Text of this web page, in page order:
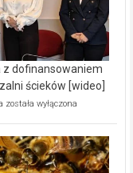
z dofinansowaniem
ścieków [wideo]
Ekologiczne
Wręczyca
Wielka
z
została wyłączona